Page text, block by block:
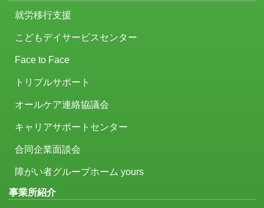
就労移行支援
こどもデイサービスセンター
Face to Face
トリプルサポート
オールケア連絡協議会
キャリアサポートセンター
合同企業面談会
障がい者グループホーム yours
事業所紹介